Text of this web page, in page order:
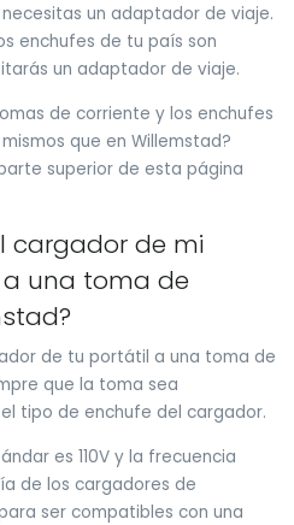
un adaptador de viaje.
enchufes de tu país son
un adaptador de viaje.
de corriente y los enchufes
que en Willemstad?
superior de esta página
cargador de mi
una toma de
de tu portátil a una toma de
que la toma sea
tipo de enchufe del cargador.
es 110V y la frecuencia
de los cargadores de
ser compatibles con una